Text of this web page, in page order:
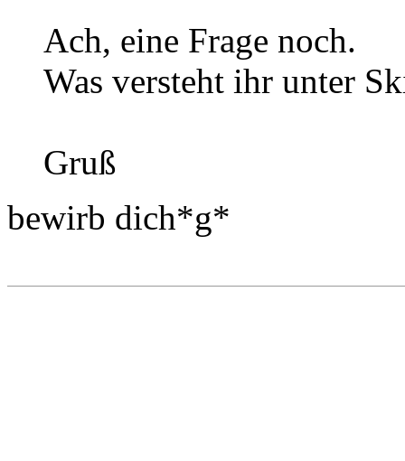
Ach, eine Frage noch.
Was versteht ihr unter
Gruß
bewirb dich*g*